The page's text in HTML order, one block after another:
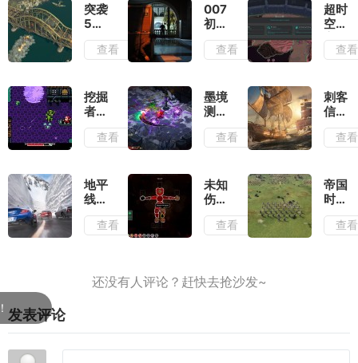
突袭
5测
评：
除了
优点
可言
查看
007
初露
锋芒
准则
就是
出其
不意
查看
超时
空地
牢测
评：
间穿
梭找
到合
适的
位置
查看
挖掘
者米
娜测
评：
复古
滤镜
去看
查看
墨境
测
评：
墨宝
提供
非常
多的
构筑
流派
查看
刺客
信条
黑旗
记忆
评：
大体
玩法
不变
的情
查看
地平
线6
测
评：
几乎
查看
未知
伤亡
测
评：
拼尽
查看
帝国
时代
4岳
飞传
查看
发表评论